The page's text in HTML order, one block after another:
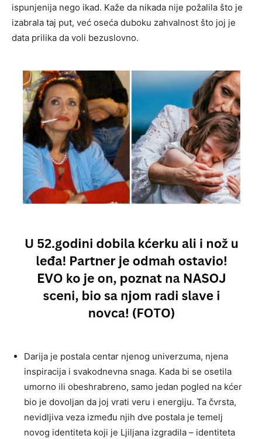
ispunjenija nego ikad. Kaže da nikada nije požalila što je
izabrala taj put, već oseća duboku zahvalnost što joj je
data prilika da voli bezuslovno.
Darija je postala centar njenog univerzuma, njena
inspiracija i svakodnevna snaga. Kada bi se osetila
umorno ili obeshrabreno, samo jedan pogled na kćer
bio je dovoljan da joj vrati veru i energiju. Ta čvrsta,
nevidljiva veza između njih dve postala je temelj
novog identiteta koji je Ljiljana izgradila – identiteta